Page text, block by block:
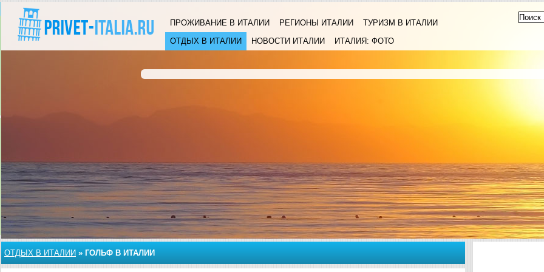
ПРОЖИВАНИЕ В ИТАЛИИ РЕГИОНЫ ИТАЛИИ
ТУРИЗМ В ИТАЛИИ
ОТДЫХ В ИТАЛИИ
НОВОСТИ ИТАЛИИ ИТАЛИЯ: ФОТО
ОТДЫХ В ИТАЛИИ » ГОЛЬФ В ИТАЛИИ